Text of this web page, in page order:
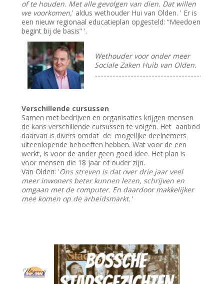
of te houden. Met alle gevolgen van dien. Dat willen
we voorkomen,' aldus wethouder Hui van Olden. ' Er is
een nieuw regionaal educatieplan opgesteld: “Meedoen
begint bij de basis” '.
Wethouder voor onder meer
Sociale Zaken Huib van Olden.
.......................................................................
Verschillende cursussen
Samen met bedrijven en organisaties krijgen mensen
de kans verschillende cursussen te volgen. Het aanbod
daarvan is divers omdat de mogelijke deelnemers
uiteenlopende behoeften hebben. Wat voor de een
werkt, is voor de ander geen goed idee. Het plan is
voor mensen die 18 jaar of ouder zijn.
Van Olden: 'Ons streven is dat over drie jaar veel
meer inwoners beter kunnen lezen, schrijven en
omgaan met de computer. En daardoor makkelijker
mee komen op de arbeidsmarkt.'